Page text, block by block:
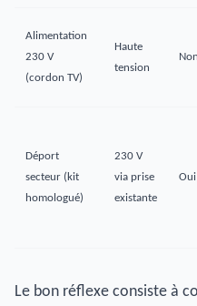
Alimentation
230 V
(cordon TV)
Haute
tension
Non
Déport
secteur (kit
homologué)
230 V
via prise
existante
Oui
Le bon réflexe consiste à